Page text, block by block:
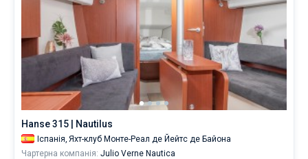
Hanse 315 | Nautilus
Іспанія, Яхт-клуб Монте-Реал де Йейтс де Байона
Чартерна компанія: Julio Verne Nautica